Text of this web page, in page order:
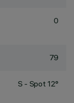
0
79
S - Spot 12°